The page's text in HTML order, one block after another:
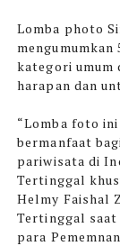
Lomba photo
kategori umum
harapan dan
“Lomba foto
bermanfaat
pariwisata di
Tertinggal
Helmy Faishal
Tertinggal saat
para